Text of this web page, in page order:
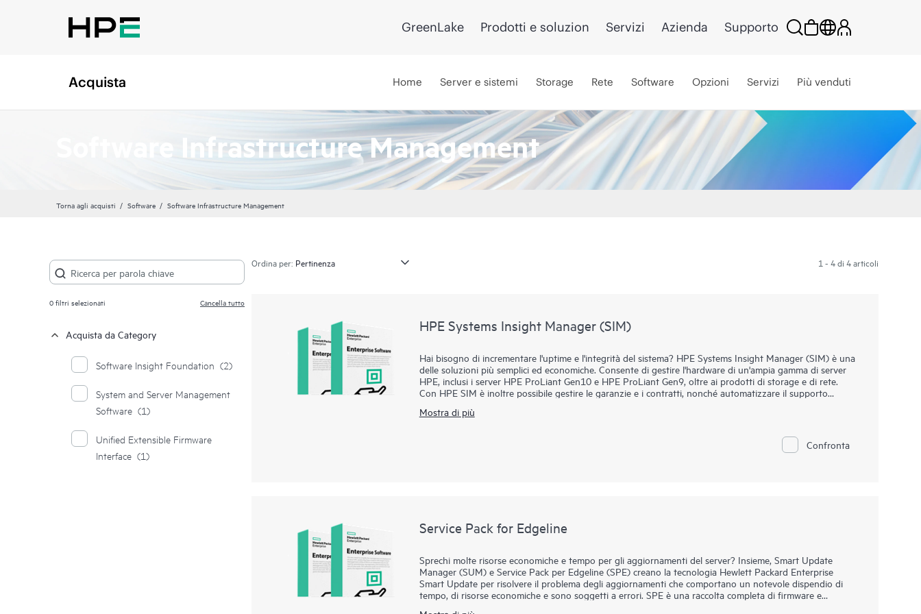
GreenLake Prodotti e soluzion Servizi Azienda Supporto
Acquista Home Server e sistemi Storage Rete Software Opzioni Servizi Più venduti
Software Infrastructure Management
Torna agli acquisti Software Software Infrastructure Management
0filtri selezionati Cancella tutto
Acquista da Category
Software Insight Foundation (2)
System and Server Management
Software (1)
Unified Extensible Firmware
Interface (1)
Ordina per: 1 - 4 di 4 articoli
HPE Systems Insight Manager (SIM)
Hai bisogno di incrementare l'uptime e l'integrità del sistema? HPE Systems Insight Manager (SIM) è una
delle soluzioni più semplici ed economiche. Consente di gestire l'hardware di un'ampia gamma di server
HPE, inclusi i server HPE ProLiant Gen10 e HPE ProLiant Gen9, oltre ai prodotti di storage e di rete.
Con HPE SIM è inoltre possibile gestire le garanzie e i contratti, nonché automatizzare il supporto
ProLiant e HPE Integrity. Offre inoltre funzionalità di supporto standard per i server non HPE con
Environment consente la gestione proattiva dell'integrità dei server fisici e virtuali, l’implementazione
rapida dei server, la riduzione del consumo energetico e l'introduzione di funzionalità di pianificazione
Mostra di più
Confronta
Service Pack for Edgeline
Sprechi molte risorse economiche e tempo per gli aggiornamenti del server? Insieme, Smart Update
Manager (SUM) e Service Pack per Edgeline (SPE) creano la tecnologia Hewlett Packard Enterprise
Smart Update per risolvere il problema degli aggiornamenti che comportano un notevole dispendio di
tempo, di risorse economiche e sono soggetti a errori. SPE è una raccolta completa di firmware e